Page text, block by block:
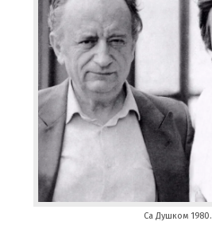
Са Душком 1980.